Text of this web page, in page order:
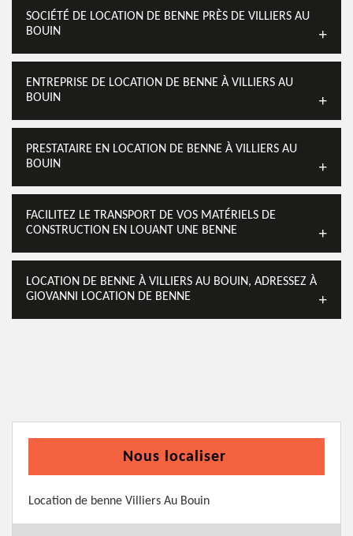
SOCIÉTÉ DE LOCATION DE BENNE PRÈS DE VILLIERS AU
BOUIN
ENTREPRISE DE LOCATION DE BENNE À VILLIERS AU
BOUIN
PRESTATAIRE EN LOCATION DE BENNE À VILLIERS AU
BOUIN
FACILITEZ LE TRANSPORT DE VOS MATÉRIELS DE
CONSTRUCTION EN LOUANT UNE BENNE
LOCATION DE BENNE À VILLIERS AU BOUIN, ADRESSEZ À
GIOVANNI LOCATION DE BENNE
Nous localiser
Location de benne Villiers Au Bouin